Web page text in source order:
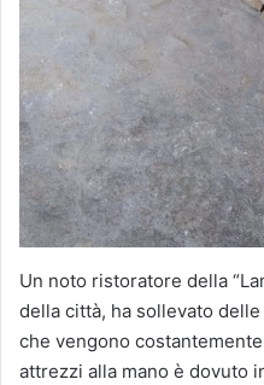
Un noto ristoratore della
della città, ha sollevato
che vengono
attrezzi alla mano è dovuto